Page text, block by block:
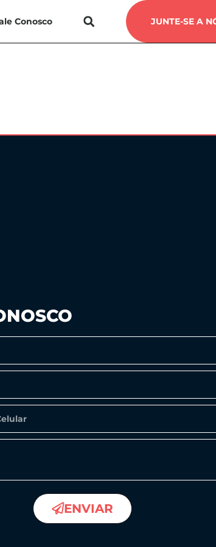
Conosco JUNTE-SE A
ENVIAR